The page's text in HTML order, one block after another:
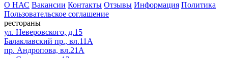
О НАС Вакансии Контакты Отзывы Информация Политика
Пользовательское соглашение
рестораны
ул. Неверовского, д.15
Балаклавский пр., вл.11А
пр. Андропова, вл.21А